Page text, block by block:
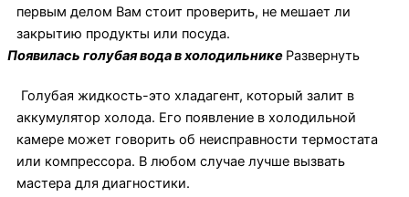
первым делом Вам стоит проверить, не мешает ли
закрытию продукты или посуда.
Появилась голубая вода в холодильнике Развернуть
Голубая жидкость-это хладагент, который залит в
аккумулятор холода. Его появление в холодильной
камере может говорить об неисправности термостата
или компрессора. В любом случае лучше вызвать
мастера для диагностики.